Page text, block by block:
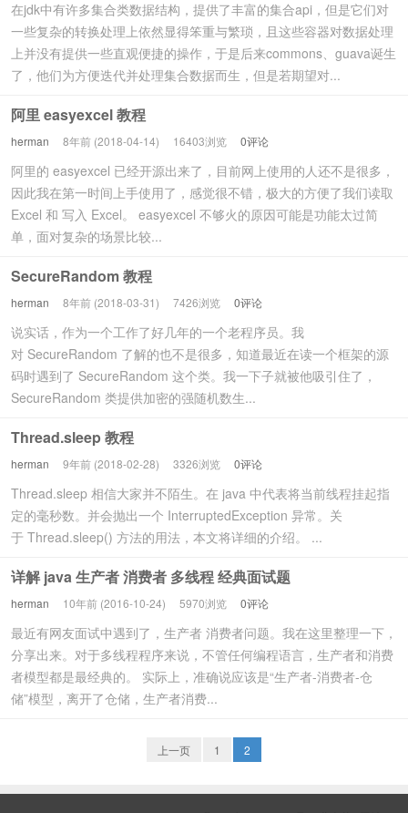
在jdk中有许多集合类数据结构，提供了丰富的集合api，但是它们对
一些复杂的转换处理上依然显得笨重与繁琐，且这些容器对数据处理
上并没有提供一些直观便捷的操作，于是后来commons、guava诞生
了，他们为方便迭代并处理集合数据而生，但是若期望对...
阿里 easyexcel 教程
herman 8年前 (2018-04-14) 16403浏览 0评论
阿里的 easyexcel 已经开源出来了，目前网上使用的人还不是很多，
因此我在第一时间上手使用了，感觉很不错，极大的方便了我们读取
Excel 和 写入 Excel。 easyexcel 不够火的原因可能是功能太过简
单，面对复杂的场景比较...
SecureRandom 教程
herman 8年前 (2018-03-31) 7426浏览 0评论
说实话，作为一个工作了好几年的一个老程序员。我
对 SecureRandom 了解的也不是很多，知道最近在读一个框架的源
码时遇到了 SecureRandom 这个类。我一下子就被他吸引住了，
SecureRandom 类提供加密的强随机数生...
Thread.sleep 教程
herman 9年前 (2018-02-28) 3326浏览 0评论
Thread.sleep 相信大家并不陌生。在 java 中代表将当前线程挂起指
定的毫秒数。并会抛出一个 InterruptedException 异常。关
于 Thread.sleep() 方法的用法，本文将详细的介绍。 ...
详解 java 生产者 消费者 多线程 经典面试题
herman 10年前 (2016-10-24) 5970浏览 0评论
最近有网友面试中遇到了，生产者 消费者问题。我在这里整理一下，
分享出来。对于多线程程序来说，不管任何编程语言，生产者和消费
者模型都是最经典的。 实际上，准确说应该是“生产者-消费者-仓
储”模型，离开了仓储，生产者消费...
上一页 1 2